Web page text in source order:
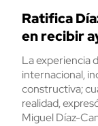
Ratifica
en recibir
La experiencia
internacional,
constructiva;
realidad,
Miguel Díaz-